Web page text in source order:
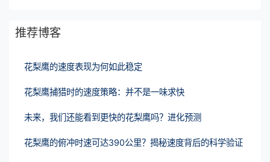
推荐博客
花梨鹰的速度表现为何如此稳定
花梨鹰捕猎时的速度策略：并不是一味求快
未来，我们还能看到更快的花梨鹰吗？进化预测
花梨鹰的俯冲时速可达390公里？揭秘速度背后的科学验证